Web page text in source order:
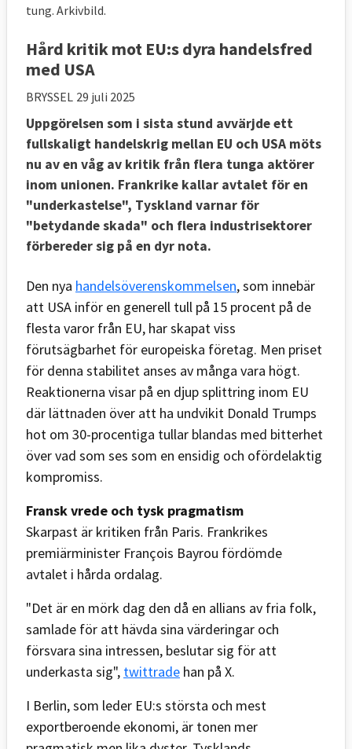
tung. Arkivbild.
Hård kritik mot EU:s dyra handelsfred
med USA
BRYSSEL 29 juli 2025
Uppgörelsen som i sista stund avvärjde ett
fullskaligt handelskrig mellan EU och USA möts
nu av en våg av kritik från flera tunga aktörer
inom unionen. Frankrike kallar avtalet för en
"underkastelse", Tyskland varnar för
"betydande skada" och flera industrisektorer
förbereder sig på en dyr nota.
Den nya handelsöverenskommelsen, som innebär
att USA inför en generell tull på 15 procent på de
flesta varor från EU, har skapat viss
förutsägbarhet för europeiska företag. Men priset
för denna stabilitet anses av många vara högt.
Reaktionerna visar på en djup splittring inom EU
där lättnaden över att ha undvikit Donald Trumps
hot om 30-procentiga tullar blandas med bitterhet
över vad som ses som en ensidig och ofördelaktig
kompromiss.
Fransk vrede och tysk pragmatism
Skarpast är kritiken från Paris. Frankrikes
premiärminister François Bayrou fördömde
avtalet i hårda ordalag.
"Det är en mörk dag den då en allians av fria folk,
samlade för att hävda sina värderingar och
försvara sina intressen, beslutar sig för att
underkasta sig", twittrade han på X.
I Berlin, som leder EU:s största och mest
exportberoende ekonomi, är tonen mer